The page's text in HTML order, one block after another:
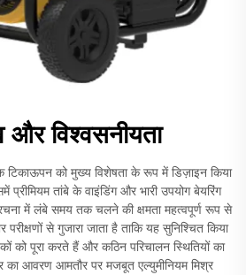
और विश्वसनीयता
को मुख्य विशेषता के रूप में डिज़ाइन किया
प्रीमियम तांबे के वाइंडिंग और भारी उपयोग बेयरिंग
में लंबे समय तक चलने की क्षमता महत्वपूर्ण रूप से
से गुजारा जाता है ताकि यह सुनिश्चित किया
को पूरा करते हैं और कठिन परिचालन स्थितियों का
आवरण आमतौर पर मजबूत एल्युमीनियम मिश्र